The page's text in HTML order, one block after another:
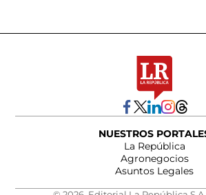
NUESTROS
La República
Agronegocios
Asuntos Legales